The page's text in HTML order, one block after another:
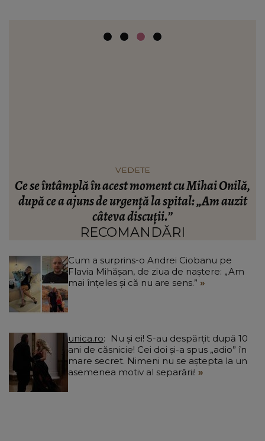
VEDETE
Ce se întâmplă în acest moment cu Mihai Onilă,
după ce a ajuns de urgență la spital: „Am auzit
câteva discuții.”
RECOMANDĂRI
Cum a surprins-o Andrei Ciobanu pe
Flavia Mihășan, de ziua de naștere: „Am
mai înțeles și că nu are sens.”
unica.ro
ani de căsnicie! Cei doi și-a spus „adio” în
mare secret. Nimeni nu se aștepta la un
asemenea motiv al separării!